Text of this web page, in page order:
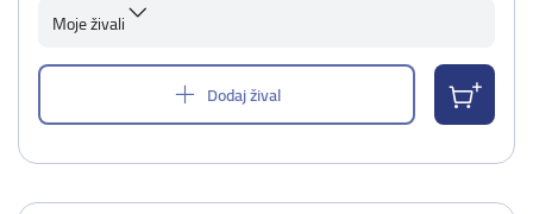
Moje živali
Dodaj žival